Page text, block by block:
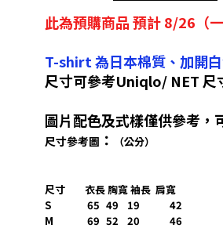
此為預購商品 預計 8/26（
T-shirt 為日本棉質、加開
尺寸可參考Uniqlo/ NET 尺
圖片配色及式樣僅供參考，
尺寸參考圖 ： （公分）
尺寸
衣長 胸寬 袖長 肩寬
S
65 49 19
42
M
69 52 20
46